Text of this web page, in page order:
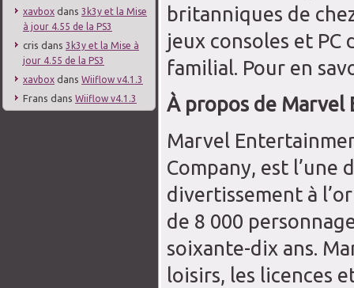
xavbox dans 3k3y et la Mise
à jour 4.55 de la PS3
cris dans 3k3y et la Mise à
jour 4.55 de la PS3
xavbox dans Wiiflow v4.1.3
Frans dans Wiiflow v4.1.3
britanniques de
jeux consoles et
familial. Pour en
À propos de
Marvel
Company, est l’une
divertissement à
de 8 000
soixante-dix ans.
loisirs, les licences